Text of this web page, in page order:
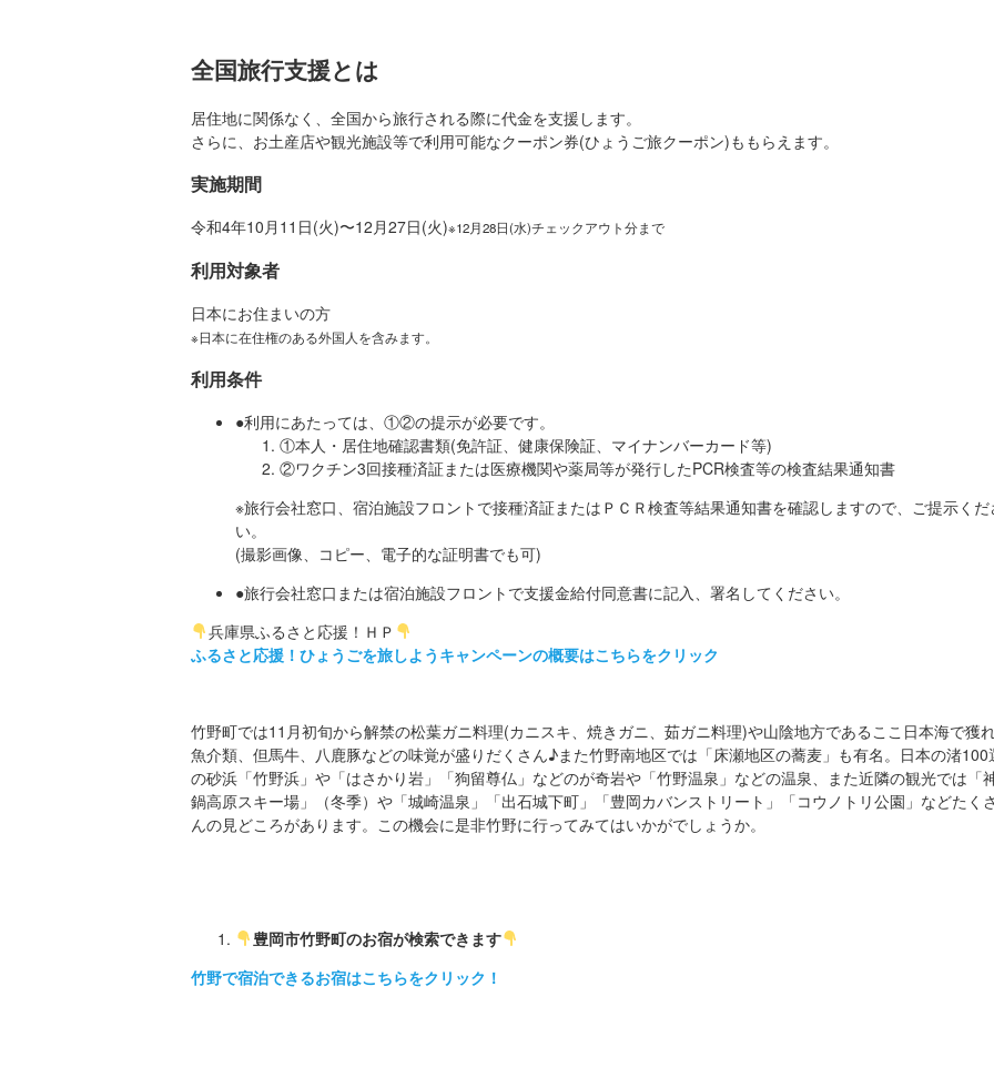
全国旅行支援とは
居住地に関係なく、全国から旅行される際に代金を支援します。
さらに、お土産店や観光施設等で利用可能なクーポン券(ひょうご旅クーポン)ももらえます。
実施期間
令和4年10月 11 日(火)〜12月27日(火)※12月28日(水)チェックアウト分まで
利用対象者
日本にお住まいの方
※日本に在住権のある外国人を含みます。
利用条件
●利用にあたっては、①②の提示が必要です。
①本人・居住地確認書類(免許証、健康保険証、マイナンバーカード等)
②ワクチン3回接種済証または医療機関や薬局等が発行したPCR検査等の検査結果通知書
※旅行会社窓口、宿泊施設フロントで接種済証またはＰＣＲ検査等結果通知書を確認しますので、ご提示くだ
い。
(撮影画像、コピー、電子的な証明書でも可)
●旅行会社窓口または宿泊施設フロントで支援金給付同意書に記入、署名してください。
兵庫県ふるさと応援！ＨＰ
ふるさと応援！ ひょうごを旅しようキャンペーンの概要はこちらをクリック
竹野町では11月初旬から解禁の松葉ガニ料理(カニスキ、焼きガニ、茹ガニ料理)や山陰地方であるここ日本海で獲
魚介類、但馬牛、八鹿豚などの味覚が盛りだくさん♪また竹野南地区では「床瀬地区の蕎麦」も有名。日本の渚100
の砂浜「竹野浜」や「はさかり岩」「狗留尊仏」などのが奇岩や「竹野温泉」などの温泉、また近隣の観光では「
鍋高原スキー場」（冬季）や「城崎温泉」「出石城下町」「豊岡カバンストリート」「コウノトリ公園」などたく
んの見どころがあります。この機会に是非竹野に行ってみてはいかがでしょうか。
豊岡市竹野町のお宿が検索できます
竹野で宿泊できるお宿はこちらをクリック！